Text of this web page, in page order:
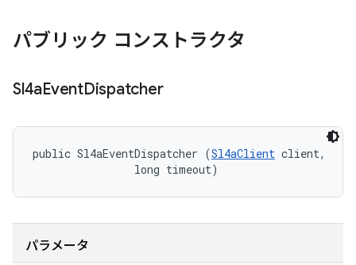
パブリック コンストラクタ
Sl4aEventDispatcher
public Sl4aEventDispatcher (Sl4aClient client,
                long timeout)
パラメータ